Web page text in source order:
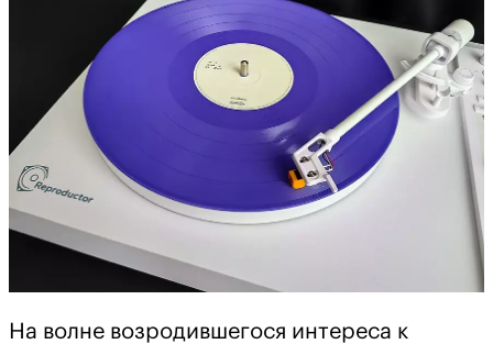
На волне возродившегося интереса к